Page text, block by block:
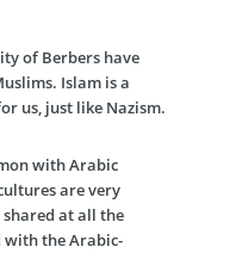
of Berbers have
Islam is a
us, just like Nazism.
with Arabic
are very
at all the
the Arabic-